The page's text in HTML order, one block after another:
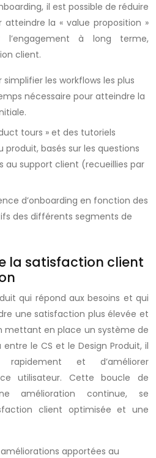
il est possible de réduire
la « value proposition »
l’engagement à long terme,
client.
simplifier les workflows les plus
nécessaire pour atteindre la
tours » et des tutoriels
basés sur les questions
au support client (recueillies par
d’onboarding en fonction des
des différents segments de
la satisfaction client
qui répond aux besoins et qui
une satisfaction plus élevée et
mettant en place un système de
le CS et le Design Produit, il
et d’améliorer
utilisateur. Cette boucle de
amélioration continue, se
client optimisée et une
apportées au